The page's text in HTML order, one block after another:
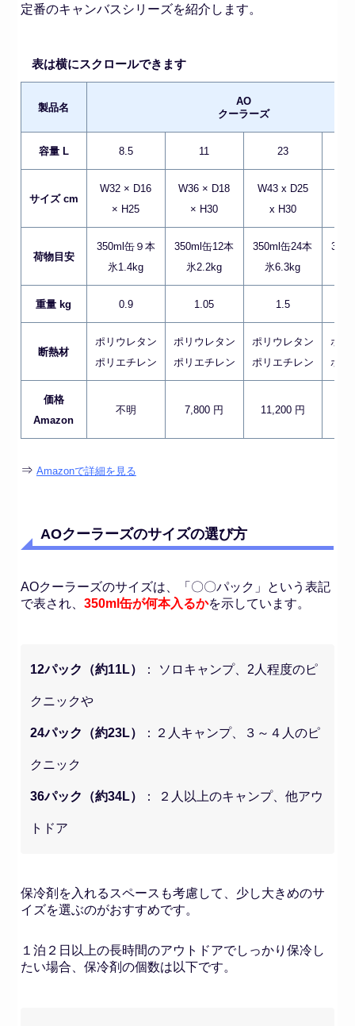
定番のキャンバスシリーズを紹介します。
表は横にスクロールできます
製品名
AO
クーラーズ
容量 L 8.5 11 23
サイズ cm
W32 × D16
× H25
W36 × D18
× H30
W43 x D25
x H30
荷物目安
350ml缶９本
氷1.4kg
350ml缶12本
氷2.2kg
350ml缶24本
氷6.3kg
重量 kg 0.9 1.05 1.5
断熱材
ポリウレタン
ポリエチレン
ポリウレタン
ポリエチレン
ポリウレタン
ポリエチレン
ポリ
ポリ
価格
Amazon
不明 7,800 円 11,200 円
⇒ Amazonで詳細を見る
AOクーラーズのサイズの選び方
AOクーラーズのサイズは、「〇〇パック」という表記
で表され、 350ml缶が何本入るかを示しています。
12パック（約11L） ： ソロキャンプ、2人程度のピ
クニックや
24パック（約23L） ：２人キャンプ、３～４人のピ
クニック
36パック（約34L） ： ２人以上のキャンプ、他アウ
トドア
保冷剤を入れるスペースも考慮して、少し大きめのサ
イズを選ぶのがおすすめです。
１泊２日以上の長時間のアウトドアでしっかり保冷し
たい場合、保冷剤の個数は以下です。